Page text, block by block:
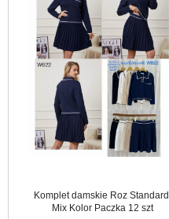
Komplet damskie Roz Standard,
Mix Kolor Paczka 12 szt